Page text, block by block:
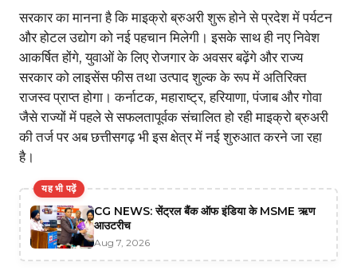
सरकार का मानना है कि माइक्रो ब्रुअरी शुरू होने से प्रदेश में पर्यटन
और होटल उद्योग को नई पहचान मिलेगी। इसके साथ ही नए निवेश
आकर्षित होंगे, युवाओं के लिए रोजगार के अवसर बढ़ेंगे और राज्य
सरकार को लाइसेंस फीस तथा उत्पाद शुल्क के रूप में अतिरिक्त
राजस्व प्राप्त होगा। कर्नाटक, महाराष्ट्र, हरियाणा, पंजाब और गोवा
जैसे राज्यों में पहले से सफलतापूर्वक संचालित हो रही माइक्रो ब्रुअरी
की तर्ज पर अब छत्तीसगढ़ भी इस क्षेत्र में नई शुरुआत करने जा रहा
है।
यह भी पढ़ें
CG NEWS: सेंट्रल बैंक ऑफ इंडिया के MSME ऋण
आउटरीच
Aug 7, 2026